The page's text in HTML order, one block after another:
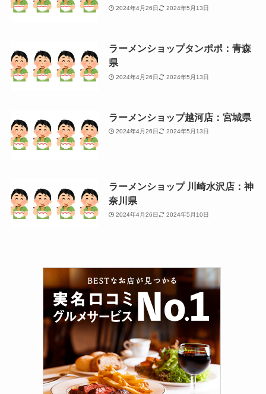
2024年4月26日 2024年5月13日
ラーメンショップタンポポ：青森
県
2024年4月26日 2024年5月13日
ラーメンショップ越河店：宮城県
2024年4月26日 2024年5月13日
ラーメンショップ 川崎水沢店：神
奈川県
2024年4月26日 2024年5月10日